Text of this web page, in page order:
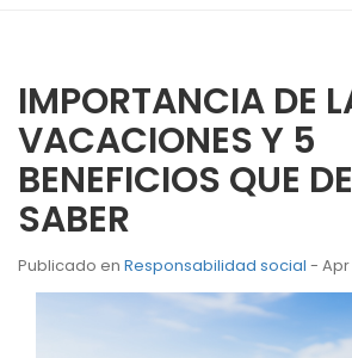
IMPORTANCIA DE
VACACIONES Y 5
BENEFICIOS QUE
SABER
Publicado en Responsabilidad social - Apr